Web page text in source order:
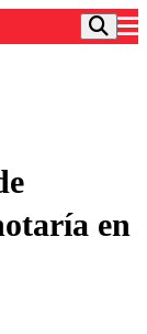
en